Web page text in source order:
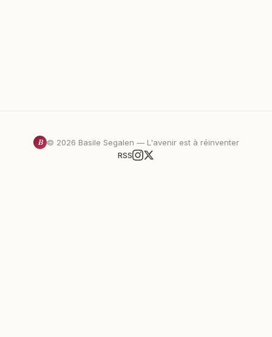
B © 2026 Basile Segalen — L'avenir est à réinventer
RSS